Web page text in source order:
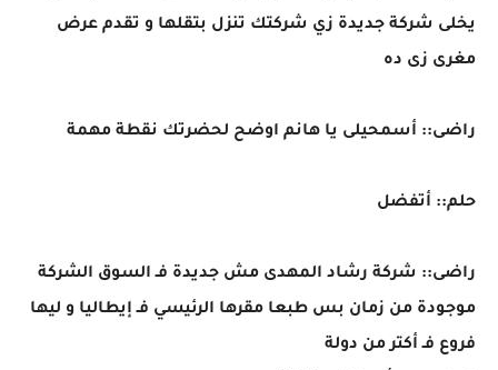
يخلى شركة جديدة زي شركتك تنزل بتقلها و تقدم عرض
مغرى زى ده
راضى:: أسمحيلى يا هانم اوضح لحضرتك نقطة مهمة
حلم:: أتفضل
راضى:: شركة رشاد المهدى مش جديدة فـ السوق الشركة
موجودة من زمان بس طبعا مقرها الرئيسي فـ إيطاليا و ليها
فروع فـ أكتر من دولة